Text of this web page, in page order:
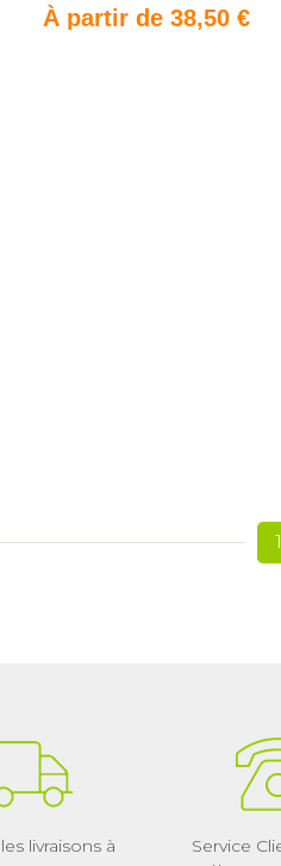
À partir de 38,50 €
1
livraisons à
Service